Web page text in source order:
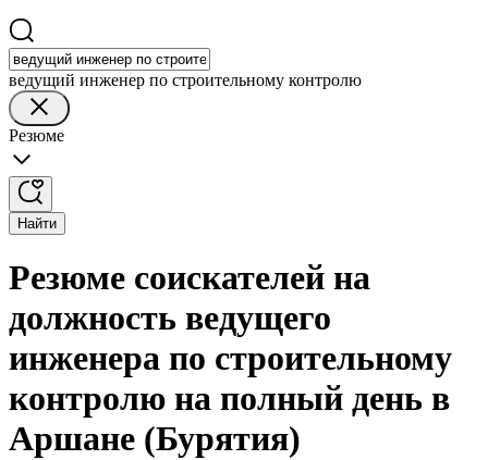
ведущий инженер по строительному контролю
Резюме
Найти
Резюме соискателей на
должность ведущего
инженера по строительному
контролю на полный день в
Аршане (Бурятия)